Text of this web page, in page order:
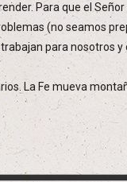
Para que el
(no seamos
para nosotros
La Fe mueva